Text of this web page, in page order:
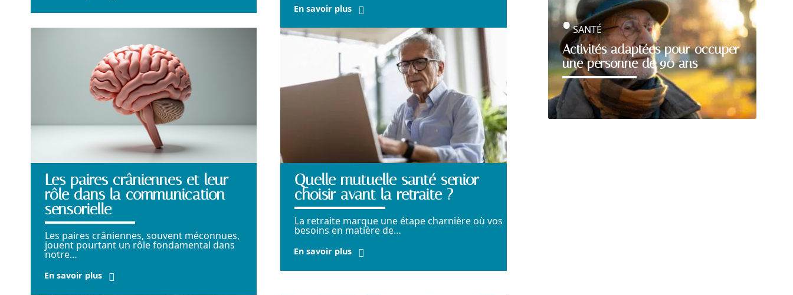
En savoir plus
Les paires crâniennes et leur
rôle dans la communication
sensorielle
Les paires crâniennes, souvent méconnues,
jouent pourtant un rôle fondamental dans
notre…
En savoir plus
Quelle mutuelle santé senior
choisir avant la retraite ?
La retraite marque une étape charnière où vos
besoins en matière de…
En savoir plus
Activités adaptées pour occuper
une personne de 90 ans
SANTÉ